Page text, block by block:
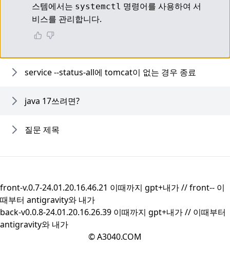
스템에서는 systemctl 명령어를 사용하여 서
비스를 관리합니다.
service --status-all에 tomcat이 없는 경우 종료
java 17쓰려면?
질문 제목
front-v.0.7-24.01.20.16.46.21 이때까지 gpt+내가 //front-- 이
때부터 antigravity와 내가
back-v0.0.8-24.01.20.16.26.39 이때까지 gpt+내가 // 이때부터
antigravity와 내가
© A3040.COM